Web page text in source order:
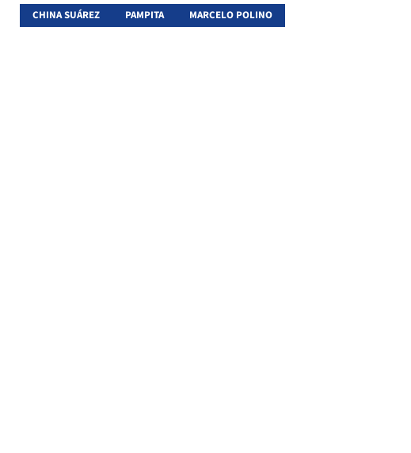
CHINA SUÁREZ PAMPITA MARCELO POLINO